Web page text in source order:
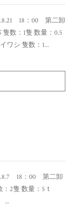
18：00 第二卸
数：1隻 数量：0.5
ワシ 隻数：1...
18：00 第二卸
2隻 数量：5ｔ
...